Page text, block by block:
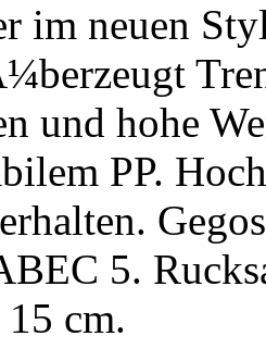
im neuen
und hohe
PP.
5.
cm.